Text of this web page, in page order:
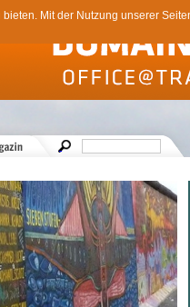
Mit der Nutzung unserer